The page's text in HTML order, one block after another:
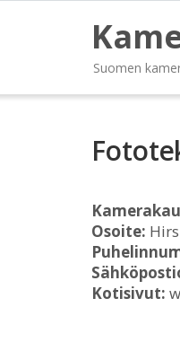
Suomen
Osoite:
Kotisivut: